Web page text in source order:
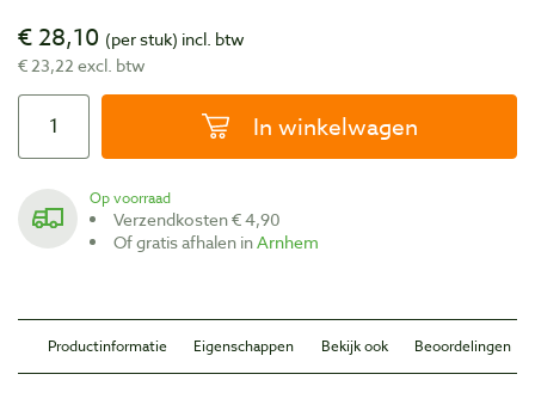
€ 28,10 (per stuk) incl. btw
€ 23,22 excl. btw
In winkelwagen
Op voorraad
Verzendkosten € 4,90
Of gratis afhalen inArnhem
Productinformatie Eigenschappen Bekijk ook Beoordelingen